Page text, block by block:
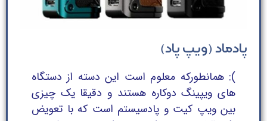
پادماد (ویپ پاد)
): همانطورکه معلوم است این دسته از دستگاه
های ویپینگ دوکاره هستند و دقیقا یک چیزی
بین ویپ کیت و پادسیستم است که با تعویض